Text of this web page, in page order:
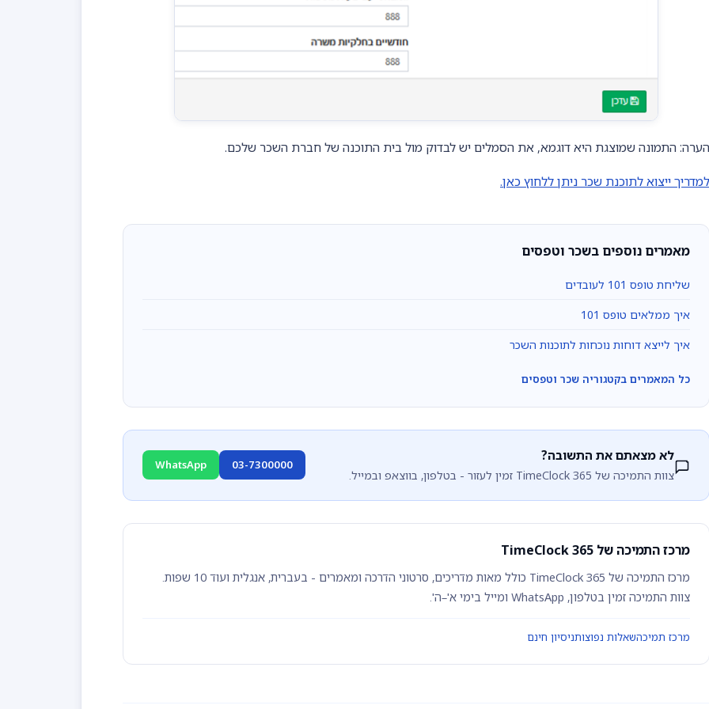
הערה: התמונה שמוצגת היא דוגמא, את הסמלים יש לבדוק מול בית התוכנה של חברת השכר שלכם.
למדריך ייצוא לתוכנת שכר ניתן ללחוץ כאן.
מאמרים נוספים בשכר וטפסים
שליחת טופס 101 לעובדים
איך ממלאים טופס 101
איך לייצא דוחות נוכחות לתוכנות השכר
כל המאמרים בקטגוריה שכר וטפסים
לא מצאתם את התשובה?
צוות התמיכה של TimeClock 365 זמין לעזור - בטלפון, בווצאפ ובמייל.
03-7300000
WhatsApp
מרכז התמיכה של TimeClock 365
מרכז התמיכה של TimeClock 365 כולל מאות מדריכים, סרטוני הדרכה ומאמרים - בעברית, אנגלית ועוד 10 שפות.
צוות התמיכה זמין בטלפון, WhatsApp ומייל בימי א'–ה'.
מרכז תמיכהשאלות נפוצותניסיון חינם